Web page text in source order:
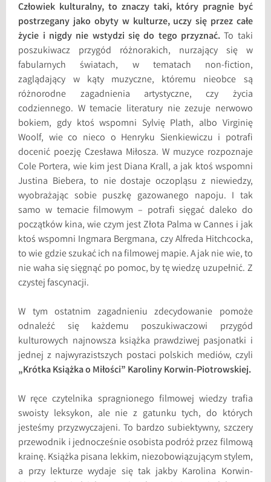
Człowiek kulturalny, to znaczy taki, który pragnie być
postrzegany jako obyty w kulturze, uczy się przez całe
życie i nigdy nie wstydzi się do tego przyznać. To taki
poszukiwacz przygód różnorakich, nurzający się w
fabularnych światach, w tematach non-fiction,
zaglądający w kąty muzyczne, któremu nieobce są
różnorodne zagadnienia artystyczne, czy życia
codziennego. W temacie literatury nie zezuje nerwowo
bokiem, gdy ktoś wspomni Sylvię Plath, albo Virginię
Woolf, wie co nieco o Henryku Sienkiewiczu i potrafi
docenić poezję Czesława Miłosza. W muzyce rozpoznaje
Cole Portera, wie kim jest Diana Krall, a jak ktoś wspomni
Justina Biebera, to nie dostaje oczopląsu z niewiedzy,
wyobrażając sobie puszkę gazowanego napoju. I tak
samo w temacie filmowym – potrafi sięgać daleko do
początków kina, wie czym jest Złota Palma w Cannes i jak
ktoś wspomni Ingmara Bergmana, czy Alfreda Hitchcocka,
to wie gdzie szukać ich na filmowej mapie. A jak nie wie, to
nie waha się sięgnąć po pomoc, by tę wiedzę uzupełnić. Z
czystej fascynacji.
W tym ostatnim zagadnieniu zdecydowanie pomoże
odnaleźć się każdemu poszukiwaczowi przygód
kulturowych najnowsza książka prawdziwej pasjonatki i
jednej z najwyrazistszych postaci polskich mediów, czyli
„Krótka Książka o Miłości” Karoliny Korwin-Piotrowskiej.
W ręce czytelnika spragnionego filmowej wiedzy trafia
swoisty leksykon, ale nie z gatunku tych, do których
jesteśmy przyzwyczajeni. To bardzo subiektywny, szczery
przewodnik i jednocześnie osobista podróż przez filmową
krainę. Książka pisana lekkim, niezobowiązującym stylem,
a przy lekturze wydaje się tak jakby Karolina Korwin-